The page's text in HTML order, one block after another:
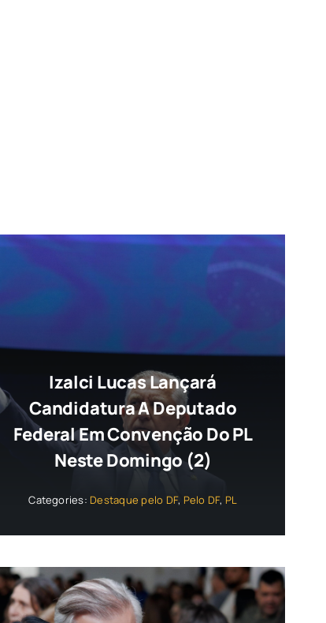
Izalci Lucas Lançará
Candidatura A Deputado
Federal Em Convenção Do PL
Neste Domingo (2)
Categories: Destaque pelo DF, Pelo DF, PL